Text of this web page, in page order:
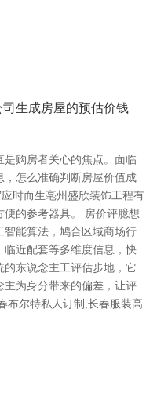
生成房屋的预估价钱
购房者关心的焦点。面临
怎么准确判断房屋价值成
时而生亳州盛欣装饰工程有
的参考器具。 房价评臆想
能算法，鸠合区域商场行
近配套等多维度信息，快
东说念主工评估步地，它
为身分带来的偏差，让评
布尔特私人订制,长春服装高